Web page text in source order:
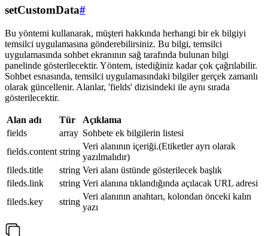
setCustomData#
Bu yöntemi kullanarak, müşteri hakkında herhangi bir ek bilgiyi
temsilci uygulamasına gönderebilirsiniz. Bu bilgi, temsilci
uygulamasında sohbet ekranının sağ tarafında bulunan bilgi
panelinde gösterilecektir. Yöntem, istediğiniz kadar çok çağrılabilir.
Sohbet esnasında, temsilci uygulamasındaki bilgiler gerçek zamanlı
olarak güncellenir. Alanlar, 'fields' dizisindeki ile aynı sırada
gösterilecektir.
Alan adı Tür
Açıklama
fields
array Sohbete ek bilgilerin listesi
fields.content string
Veri alanının içeriği.(Etiketler ayrı olarak
yazılmalıdır)
fileds.title
string Veri alanı üstünde gösterilecek başlık
fileds.link
string Veri alanına tıklandığında açılacak URL adresi
fileds.key
string
Veri alanının anahtarı, kolondan önceki kalın
yazı